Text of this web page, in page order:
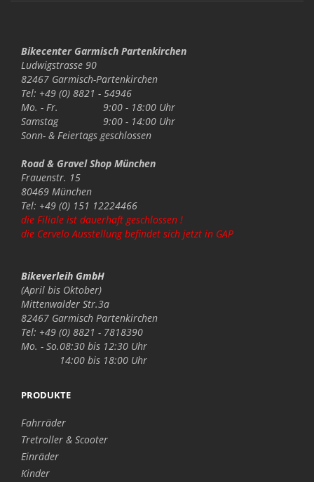
Bikecenter Garmisch Partenkirchen
Ludwigstrasse 90
82467 Garmisch-Partenkirchen
Tel: +49 (0) 8821 - 54946
Mo. - Fr.
9:00 - 18:00 Uhr
Samstag
9:00 - 14:00 Uhr
Sonn- & Feiertags geschlossen
Road & Gravel Shop München
Frauenstr. 15
80469 München
Tel: +49 (0) 151 12224466
die Filiale ist dauerhaft geschlossen !
die Cervelo Ausstellung befindet sich jetzt in GAP
Bikeverleih GmbH
(April bis Oktober)
Mittenwalder Str.3a
82467 Garmisch Partenkirchen
Tel: +49 (0) 8821 - 7818390
Mo. - So.08:30 bis 12:30 Uhr
14:00 bis 18:00 Uhr
PRODUKTE
Fahrräder
Tretroller & Scooter
Einräder
Kinder